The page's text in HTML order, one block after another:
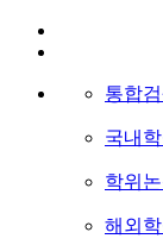
통합
국내
학위
해외